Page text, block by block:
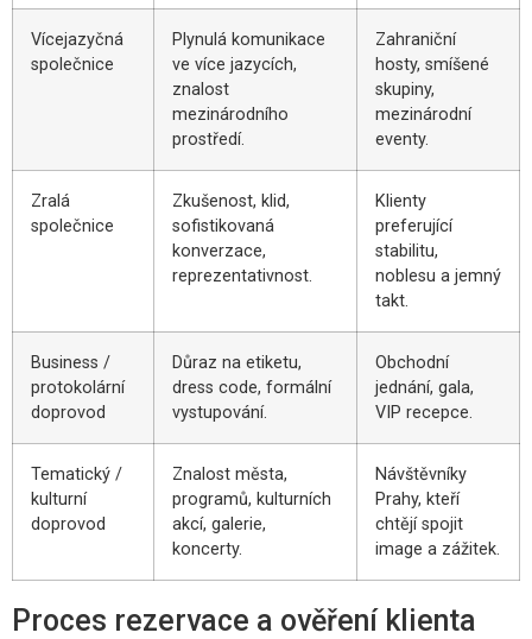
Vícejazyčná
společnice
Plynulá komunikace
ve více jazycích,
znalost
mezinárodního
prostředí.
Zahraniční
hosty, smíšené
skupiny,
mezinárodní
eventy.
Zralá
společnice
Zkušenost, klid,
sofistikovaná
konverzace,
reprezentativnost.
Klienty
preferující
stabilitu,
noblesu a jemný
takt.
Business /
protokolární
doprovod
Důraz na etiketu,
dress code, formální
vystupování.
Obchodní
jednání, gala,
VIP recepce.
Tematický /
kulturní
doprovod
Znalost města,
programů, kulturních
akcí, galerie,
koncerty.
Návštěvníky
Prahy, kteří
chtějí spojit
image a zážitek.
Proces rezervace a ověření klienta